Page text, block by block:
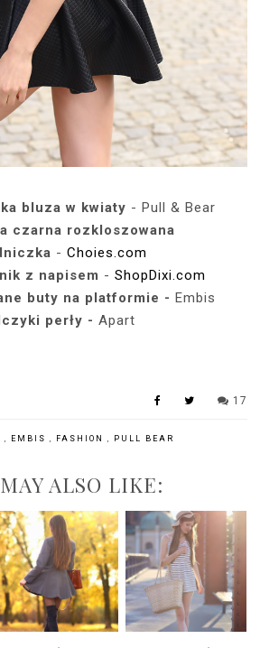
bluza w kwiaty - Pull & Bear
czarna rozkloszowana
- Choies.com
z napisem - ShopDixi.com
buty na platformie -Embis
perły -Apart
17
, EMBIS, FASHION, PULL BEAR
ALSO LIKE: